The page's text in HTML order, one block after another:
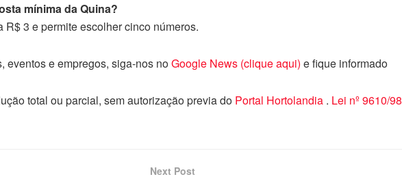
mínima da Quina?
R$ 3 e permite escolher cinco números.
eventos e empregos, siga-nos noGoogle News (clique aqui) e fique informado
total ou parcial, sem autorização previa do Portal Hortolandia . Lei nº 9610/98
Next Post